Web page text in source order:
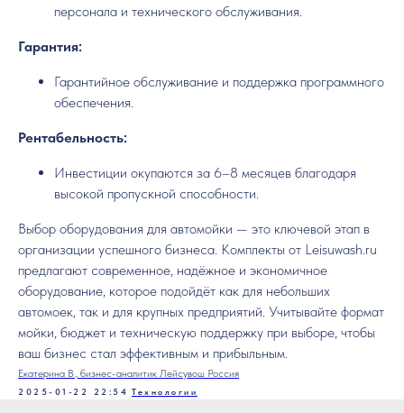
персонала и технического обслуживания.
Гарантия:
Гарантийное обслуживание и поддержка программного
обеспечения.
Рентабельность:
Инвестиции окупаются за 6–8 месяцев благодаря
высокой пропускной способности.
Выбор оборудования для автомойки — это ключевой этап в
организации успешного бизнеса. Комплекты от Leisuwash.ru
предлагают современное, надёжное и экономичное
оборудование, которое подойдёт как для небольших
автомоек, так и для крупных предприятий. Учитывайте формат
мойки, бюджет и техническую поддержку при выборе, чтобы
ваш бизнес стал эффективным и прибыльным.
Екатерина В., бизнес-аналитик Лейсувош Россия
2025-01-22 22:54 Технологии